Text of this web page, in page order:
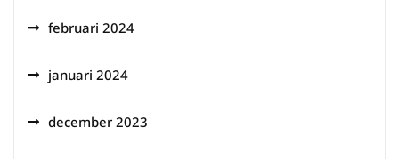
februari 2024
januari 2024
december 2023